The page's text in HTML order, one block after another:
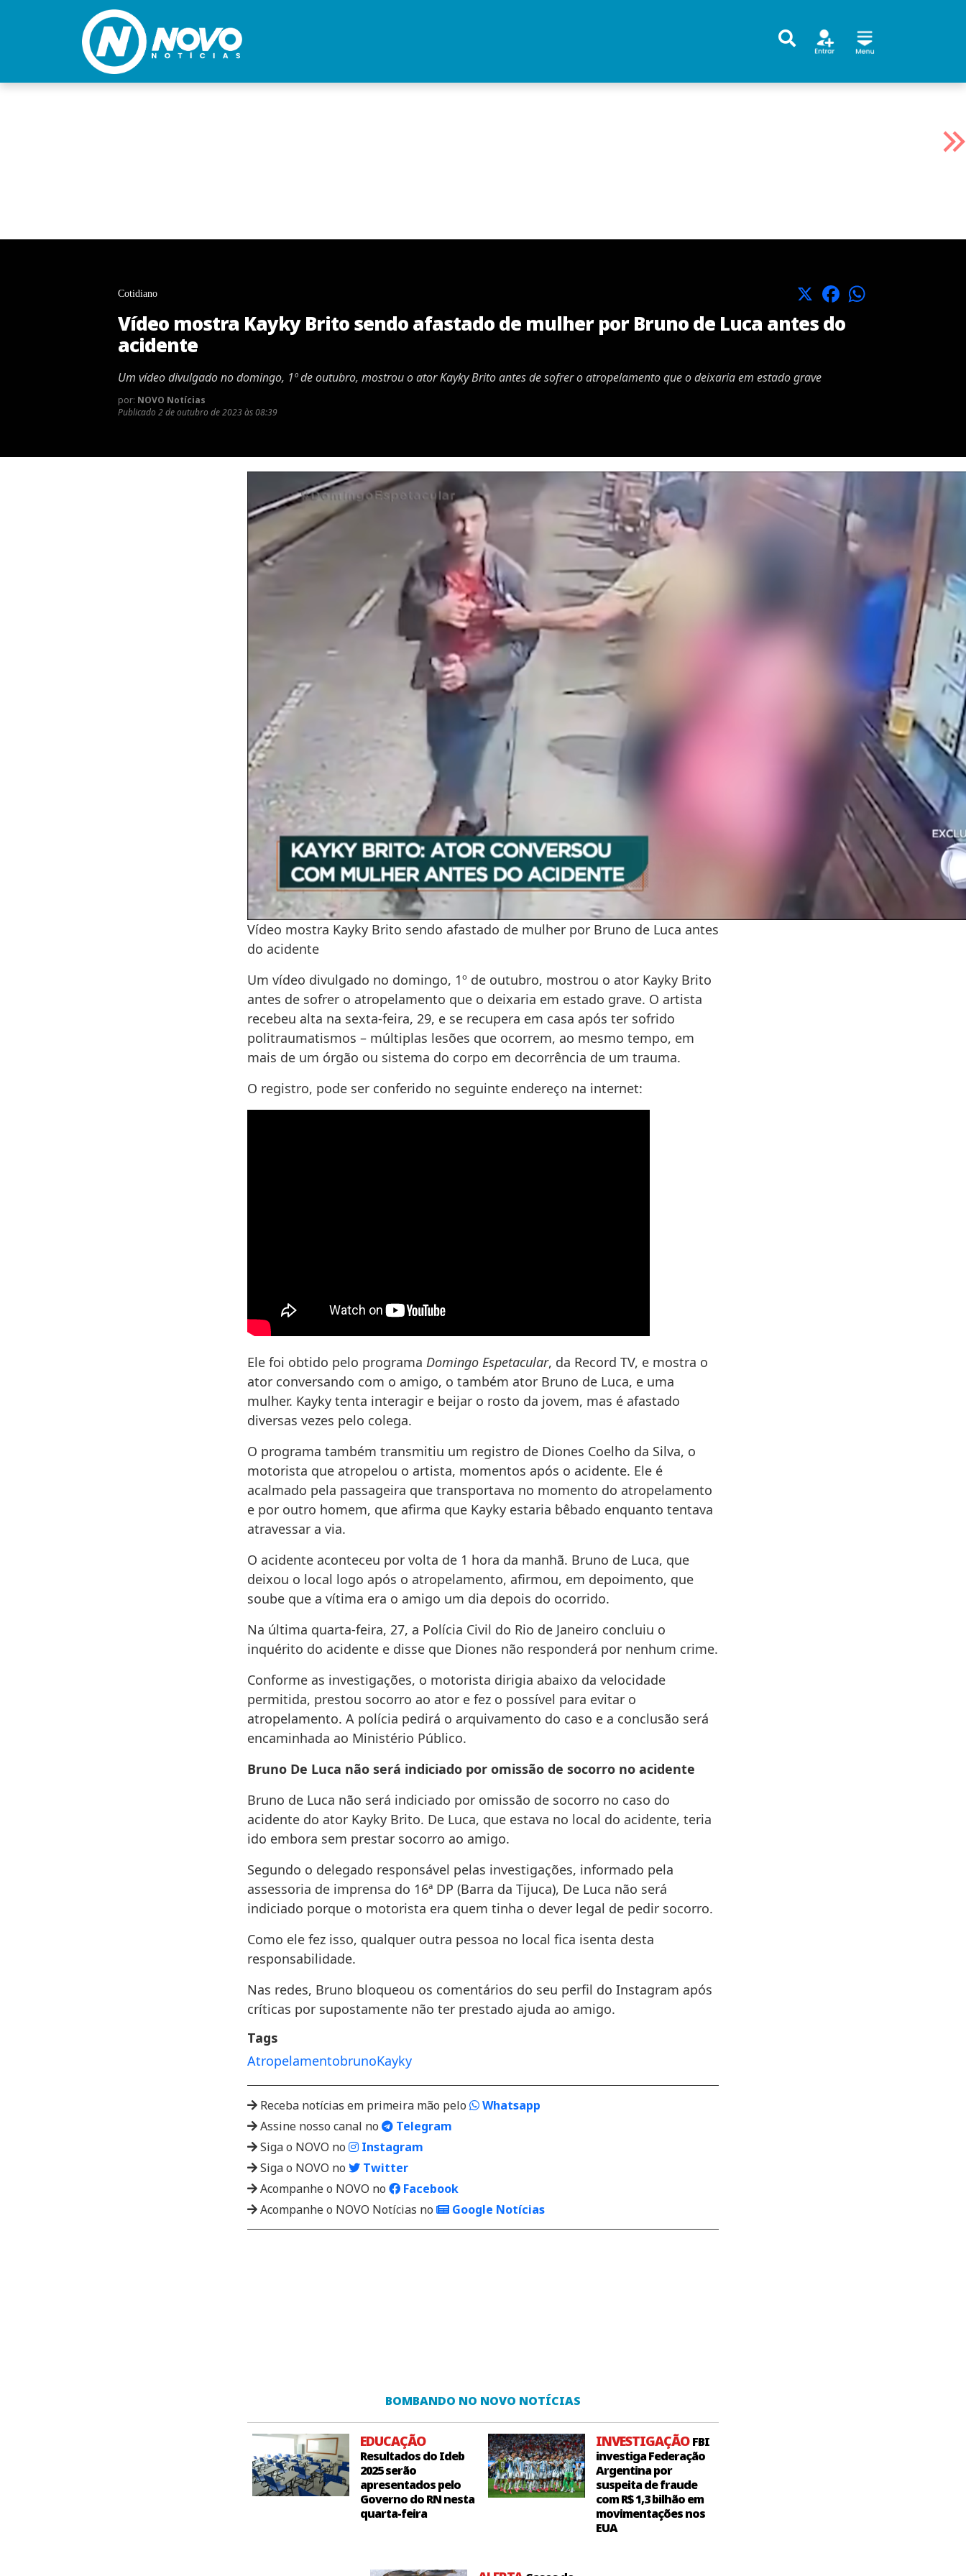
Cotidiano X Facebook
Vídeo mostra Kayky Brito sendo afastado de mulher por Bruno de Luca antes do
acidente
Um vídeo divulgado no domingo, 1º de outubro, mostrou o ator Kayky Brito antes de sofrer o atropelamento que o deixaria em estado grave
por: NOVO Notícias
Publicado 2 de outubro de 2023 às 08:39
Vídeo mostra Kayky Brito sendo afastado de mulher por Bruno de Luca antes
do acidente
Um vídeo divulgado no domingo, 1º de outubro, mostrou o ator Kayky Brito
antes de sofrer o atropelamento que o deixaria em estado grave. O artista
recebeu alta na sexta-feira, 29, e se recupera em casa após ter sofrido
politraumatismos – múltiplas lesões que ocorrem, ao mesmo tempo, em
mais de um órgão ou sistema do corpo em decorrência de um trauma.
O registro, pode ser conferido no seguinte endereço na internet:
Ele foi obtido pelo programa Domingo Espetacular, da Record TV, e mostra o
ator conversando com o amigo, o também ator Bruno de Luca, e uma
mulher. Kayky tenta interagir e beijar o rosto da jovem, mas é afastado
diversas vezes pelo colega.
O programa também transmitiu um registro de Diones Coelho da Silva, o
motorista que atropelou o artista, momentos após o acidente. Ele é
acalmado pela passageira que transportava no momento do atropelamento
e por outro homem, que afirma que Kayky estaria bêbado enquanto tentava
atravessar a via.
O acidente aconteceu por volta de 1 hora da manhã. Bruno de Luca, que
deixou o local logo após o atropelamento, afirmou, em depoimento, que
soube que a vítima era o amigo um dia depois do ocorrido.
Na última quarta-feira, 27, a Polícia Civil do Rio de Janeiro concluiu o
inquérito do acidente e disse que Diones não responderá por nenhum crime.
Conforme as investigações, o motorista dirigia abaixo da velocidade
permitida, prestou socorro ao ator e fez o possível para evitar o
atropelamento. A polícia pedirá o arquivamento do caso e a conclusão será
encaminhada ao Ministério Público.
Bruno De Luca não será indiciado por omissão de socorro no acidente
Bruno de Luca não será indiciado por omissão de socorro no caso do
acidente do ator Kayky Brito. De Luca, que estava no local do acidente, teria
ido embora sem prestar socorro ao amigo.
Segundo o delegado responsável pelas investigações, informado pela
assessoria de imprensa do 16ª DP (Barra da Tijuca), De Luca não será
indiciado porque o motorista era quem tinha o dever legal de pedir socorro.
Como ele fez isso, qualquer outra pessoa no local fica isenta desta
responsabilidade.
Nas redes, Bruno bloqueou os comentários do seu perfil do Instagram após
críticas por supostamente não ter prestado ajuda ao amigo.
Tags
AtropelamentobrunoKayky
Receba notícias em primeira mão pelo
Whatsapp
Assine nosso canal no
Telegram
Siga o NOVO no
Instagram
Siga o NOVO no
Twitter
Acompanhe o NOVO no
Facebook
Acompanhe o NOVO Notícias no
Google Notícias
BOMBANDO NO NOVO NOTÍCIAS
EDUCAÇÃO
Resultados do Ideb
2025 serão
apresentados pelo
Governo do RN nesta
quarta-feira
INVESTIGAÇÃOFBI
investiga Federação
Argentina por
suspeita de fraude
com R$ 1,3 bilhão em
movimentações nos
EUA